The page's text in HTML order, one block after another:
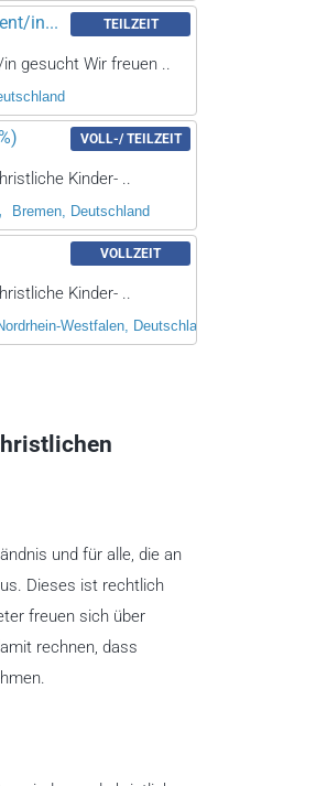
in... TEILZEIT
gesucht Wir freuen ..
VOLL-/ TEILZEIT
Kinder- ..
Bremen, Deutschland
VOLLZEIT
Kinder- ..
Westfalen, Deutschland
und für alle, die an
Dieses ist rechtlich
freuen sich über
rechnen, dass